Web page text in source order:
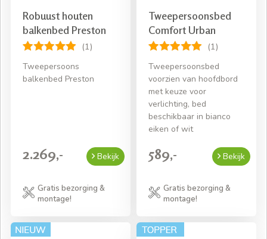
Robuust houten
balkenbed Preston
(1)
Tweepersoons
balkenbed Preston
2.269,- Bekijk
Gratis bezorging &
montage!
Tweepersoonsbed
Comfort Urban
(1)
Tweepersoonsbed
voorzien van hoofdbord
met keuze voor
verlichting, bed
beschikbaar in bianco
eiken of wit
589,- Bekijk
Gratis bezorging &
montage!